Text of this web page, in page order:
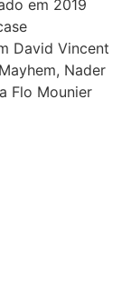
em 2019
David Vincent
Nader
Flo Mounier